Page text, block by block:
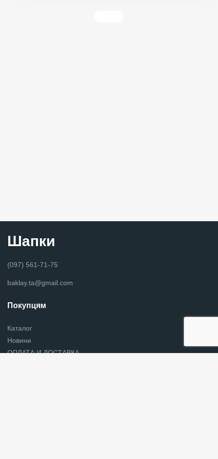
Шапки
(097) 561-71-75
baklay.ta@gmail.com
Покупцям
Каталог
Новини
ОПЛАТА И ДОСТАВКА